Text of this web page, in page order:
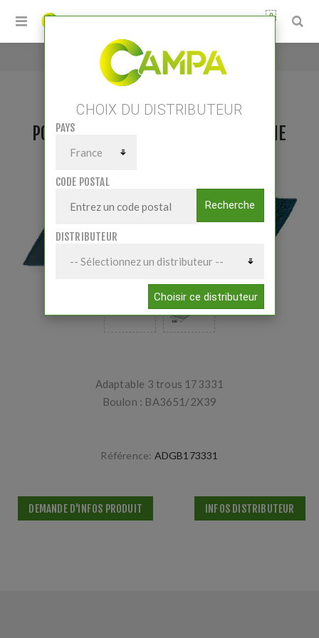
0
Pointe Grégoire et Besson Gauche
POINTE GRÉGOIRE ET BESSON GAUCHE
Adaptable 3 trous 173331
Boulon : BA3651/2X39
Référence: ADGB173331
DEMANDE D'INFOS PRODUIT INFOS DISTRIBUTEUR
CHOIX DU DISTRIBUTEUR
PAYS
CODE POSTAL
Recherche
DISTRIBUTEUR
Choisir ce distributeur